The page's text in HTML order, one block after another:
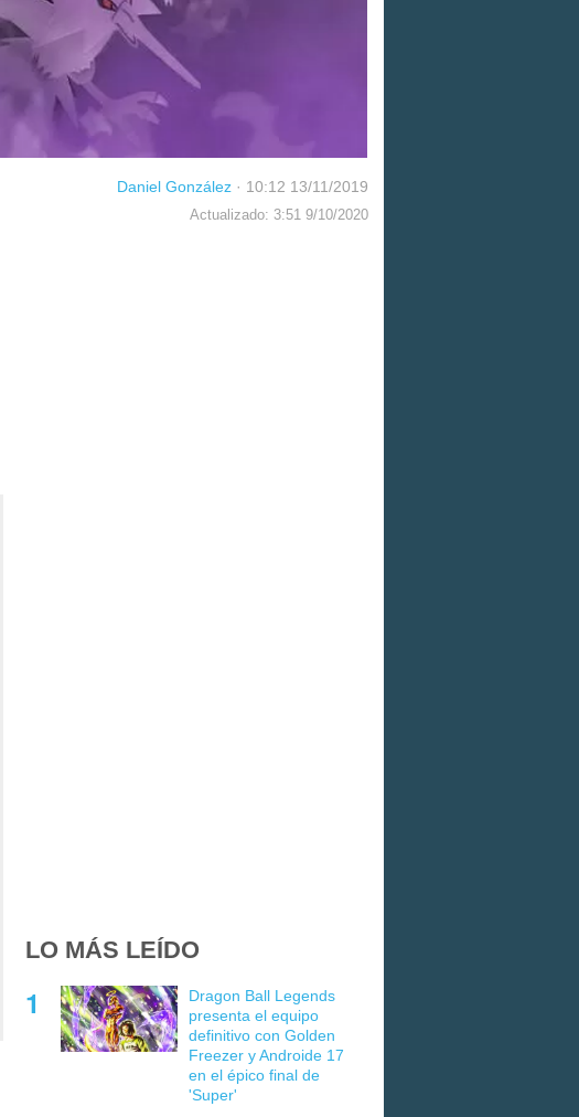
Daniel González · 10:12 13/11/2019
Actualizado: 3:51 9/10/2020
LO MÁS LEÍDO
Dragon Ball Legends
presenta el equipo
definitivo con Golden
Freezer y Androide 17
en el épico final de
'Super'